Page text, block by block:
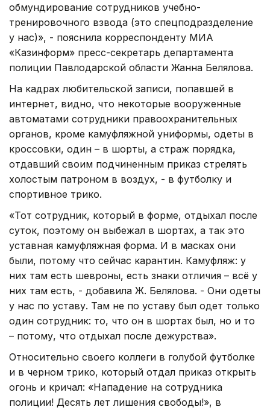
обмундирование сотрудников учебно-
тренировочного взвода (это спецподразделение
у нас)», - пояснила корреспонденту МИА
«Казинформ» пресс-секретарь департамента
полиции Павлодарской области Жанна Белялова.
На кадрах любительской записи, попавшей в
интернет, видно, что некоторые вооруженные
автоматами сотрудники правоохранительных
органов, кроме камуфляжной униформы, одеты в
кроссовки, один – в шорты, а страж порядка,
отдавший своим подчиненным приказ стрелять
холостым патроном в воздух, - в футболку и
спортивное трико.
«Тот сотрудник, который в форме, отдыхал после
суток, поэтому он выбежал в шортах, а так это
уставная камуфляжная форма. И в масках они
были, потому что сейчас карантин. Камуфляж: у
них там есть шевроны, есть знаки отличия – всё у
них там есть, - добавила Ж. Белялова. - Они одеты
у нас по уставу. Там не по уставу был одет только
один сотрудник: то, что он в шортах был, но и то
– потому, что отдыхал после дежурства».
Относительно своего коллеги в голубой футболке
и в черном трико, который отдал приказ открыть
огонь и кричал: «Нападение на сотрудника
полиции! Десять лет лишения свободы!», в